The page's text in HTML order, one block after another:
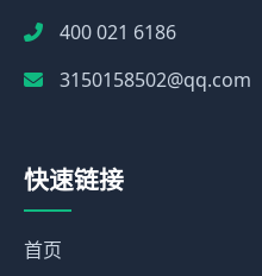
400 021 6186
3150158502@qq.com
快速链接
首页